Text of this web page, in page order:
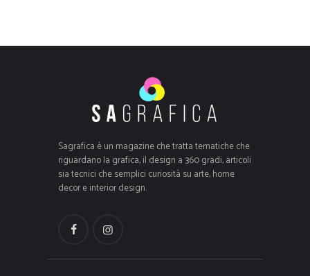
Sagrafica è un magazine che tratta tematiche che
riguardano la grafica, il design a 360 gradi, articoli
sia tecnici che semplici curiosità su arte, home
decor e interior design.